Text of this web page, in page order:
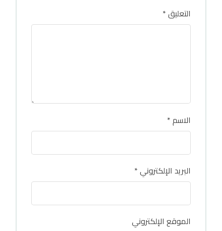
التعليق*
الاسم*
البريد الإلكتروني*
الموقع الإلكتروني